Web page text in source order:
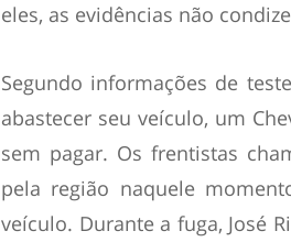
eles, as evidências não
Segundo informações de
abastecer seu veículo, um
sem pagar. Os frentistas
pela região naquele
veículo. Durante a fuga, José